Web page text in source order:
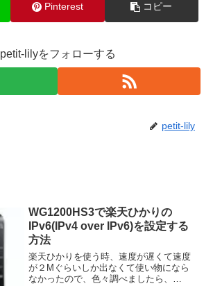
Pinterest コピー
petit-lilyをフォローする
petit-lily
WG1200HS3で楽天ひかりの
IPv6(IPv4 over IPv6)を設定する
方法
楽天ひかりを使う時、速度が遅くて速度
が２Mぐらいしか出なくて使い物になら
なかったので、色々調べましたら、